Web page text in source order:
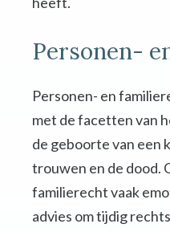
Personen-
Personen- en
met de facetten van
de geboorte van een
trouwen en de dood.
familierecht vaak
advies om tijdig